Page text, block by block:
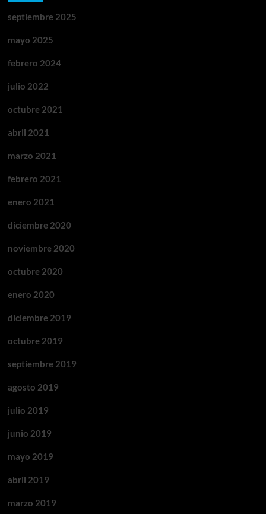
septiembre 2025
mayo 2025
febrero 2024
julio 2022
octubre 2021
abril 2021
marzo 2021
febrero 2021
enero 2021
diciembre 2020
noviembre 2020
octubre 2020
enero 2020
diciembre 2019
octubre 2019
septiembre 2019
agosto 2019
julio 2019
junio 2019
mayo 2019
abril 2019
marzo 2019